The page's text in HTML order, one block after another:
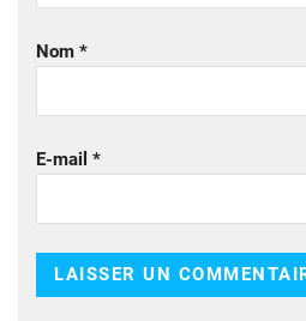
Nom *
E-mail *